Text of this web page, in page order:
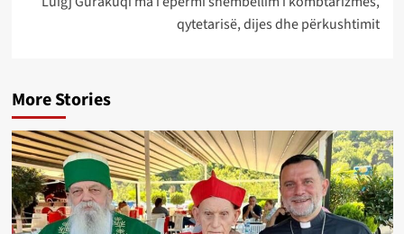
qytetarisë, dijes dhe përkushtimit
More Stories